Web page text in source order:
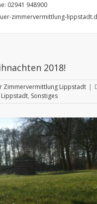
02941 948900
zimmervermittlung-
2018!
Zimmervermittlung Lippstadt |
Lippstadt, Sonstiges